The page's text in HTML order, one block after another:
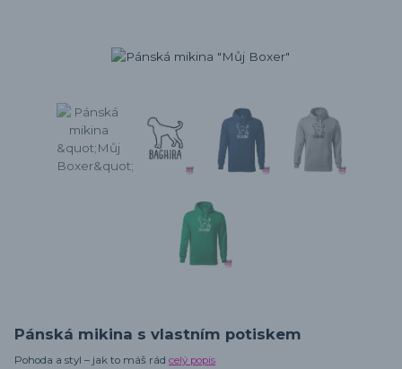
Pánská mikina s vlastním potiskem
Pohoda a styl – jak to máš rád celý popis